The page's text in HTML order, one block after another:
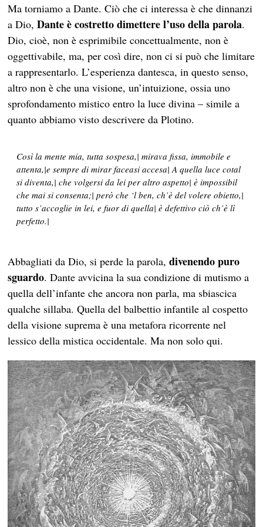
Ma torniamo a Dante. Ciò che ci interessa è che dinnanzi
a Dio,Dante è costretto dimettere l’uso della parola.
Dio, cioè, non è esprimibile concettualmente, non è
oggettivabile, ma, per così dire, non ci si può che limitare
a rappresentarlo. L’esperienza dantesca, in questo senso,
altro non è che una visione, un’intuizione, ossia uno
sprofondamento mistico entro la luce divina – simile a
quanto abbiamo visto descrivere da Plotino.
Così la mente mia, tutta sospesa,| mirava fissa, immobile e
attenta,|e sempre di mirar faceasi accesa| A quella luce cotal
si diventa,| che volgersi da lei per altro aspetto| è impossibil
che mai si consenta;| però che ‘l ben, ch’è del volere obietto,|
tutto s’accoglie in lei, e fuor di quella| è defettivo ciò ch’è lì
perfetto.|
Abbagliati da Dio, si perde la parola,divenendo puro
sguardo. Dante avvicina la sua condizione di mutismo a
quella dell’infante che ancora non parla, ma sbiascica
qualche sillaba. Quella del balbettio infantile al cospetto
della visione suprema è una metafora ricorrente nel
lessico della mistica occidentale. Ma non solo qui.